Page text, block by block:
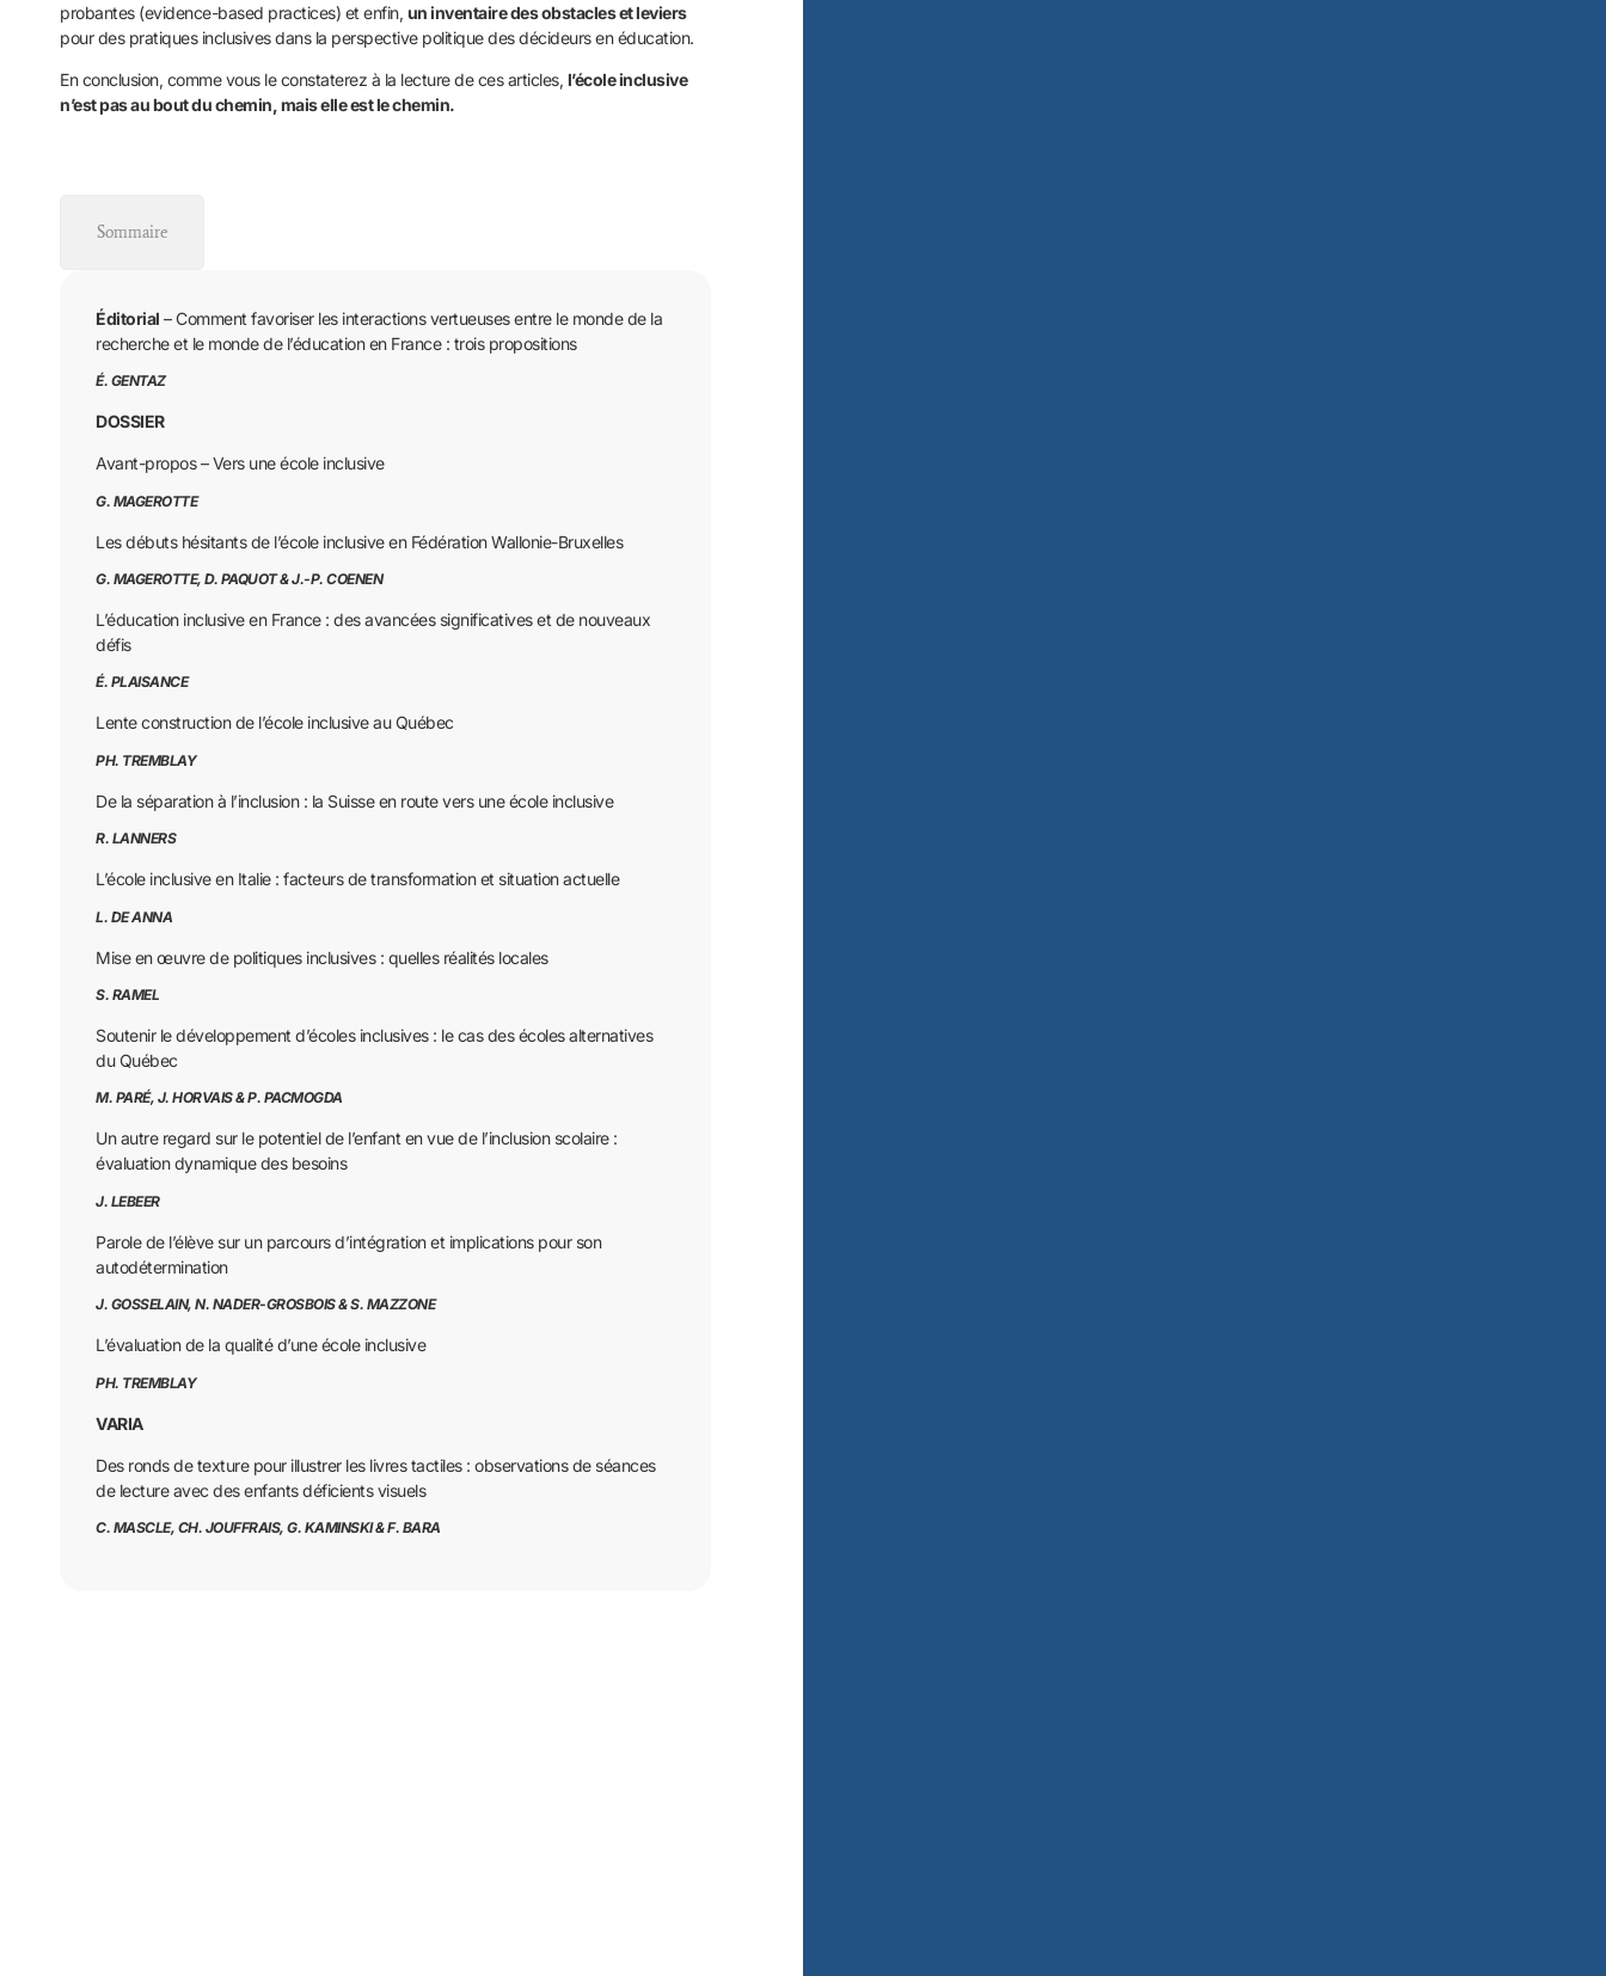
probantes (evidence-based practices) et enfin, un inventaire des obstacles et leviers
pour des pratiques inclusives dans la perspective politique des décideurs en éducation.
En conclusion, comme vous le constaterez à la lecture de ces articles, l’école inclusive
n’est pas au bout du chemin, mais elle est le chemin.
Sommaire
Éditorial – Comment favoriser les interactions vertueuses entre le monde de la
recherche et le monde de l’éducation en France : trois propositions
É. GENTAZ
DOSSIER
Avant-propos – Vers une école inclusive
G. MAGEROTTE
Les débuts hésitants de l’école inclusive en Fédération Wallonie-Bruxelles
G. MAGEROTTE, D. PAQUOT & J.-P. COENEN
L’éducation inclusive en France : des avancées significatives et de nouveaux
défis
É. PLAISANCE
Lente construction de l’école inclusive au Québec
PH. TREMBLAY
De la séparation à l’inclusion : la Suisse en route vers une école inclusive
R. LANNERS
L’école inclusive en Italie : facteurs de transformation et situation actuelle
L. DE ANNA
Mise en œuvre de politiques inclusives : quelles réalités locales
S. RAMEL
Soutenir le développement d’écoles inclusives : le cas des écoles alternatives
du Québec
M. PARÉ, J. HORVAIS & P. PACMOGDA
Un autre regard sur le potentiel de l’enfant en vue de l’inclusion scolaire :
évaluation dynamique des besoins
J. LEBEER
Parole de l’élève sur un parcours d’intégration et implications pour son
autodétermination
J. GOSSELAIN, N. NADER-GROSBOIS & S. MAZZONE
L’évaluation de la qualité d’une école inclusive
PH. TREMBLAY
VARIA
Des ronds de texture pour illustrer les livres tactiles : observations de séances
de lecture avec des enfants déficients visuels
C. MASCLE, CH. JOUFFRAIS, G. KAMINSKI & F. BARA